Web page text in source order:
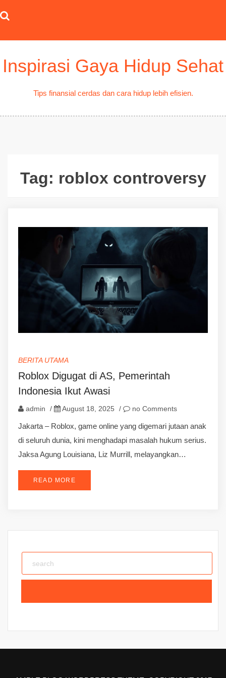
to
Inspirasi Gaya Hidup Sehat
Tips finansial cerdas dan cara hidup lebih efisien.
Tag: roblox controversy
BERITA UTAMA
Roblox Digugat di AS, Pemerintah
Indonesia Ikut Awasi
admin / August 18, 2025 / no Comments
Jakarta – Roblox, game online yang digemari jutaan anak
di seluruh dunia, kini menghadapi masalah hukum serius.
Jaksa Agung Louisiana, Liz Murrill, melayangkan…
READ MORE